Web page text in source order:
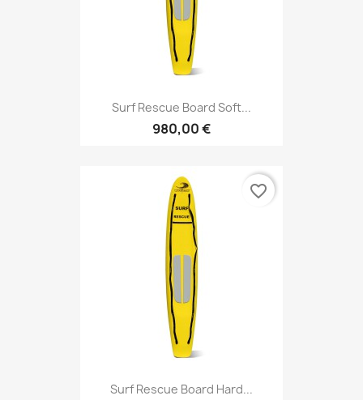
Surf Rescue Board Soft...
980,00 €
Surf Rescue Board Hard...
favorite_border